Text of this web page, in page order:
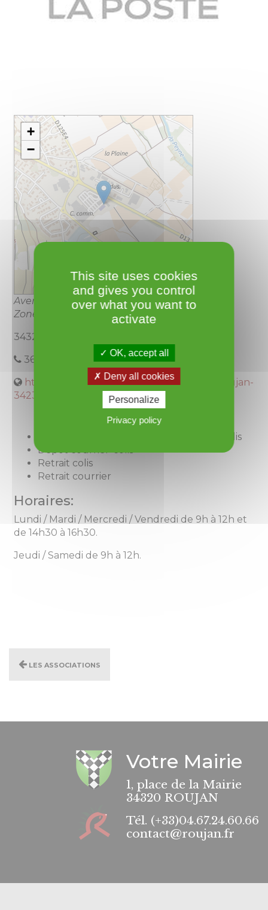
+
−
Leaflet
Avenue de Pézenas,
Zone commerciale Cap Caroux
34320 Roujan
3631
https://localiser.laposte.fr/herault/roujan/roujan-
342370
Vente de produits et services courrier-colis
Dépôt courrier-colis
Retrait colis
Retrait courrier
Horaires:
Lundi / Mardi / Mercredi / Vendredi de 9h à 12h et
de 14h30 à 16h30.
Jeudi / Samedi de 9h à 12h.
Les associations
Votre Mairie
1, place de la Mairie
34320 ROUJAN
Tél. (+33)04.67.24.60.66
contact@roujan.fr
This site uses cookies
and gives you control
over what you want to
activate
OK, accept all
Deny all cookies
Personalize
Privacy policy